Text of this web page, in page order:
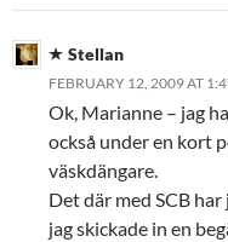
Stellan
FEBRUARY 12, 2009 AT
Ok, Marianne – jag
också under en kort
väskdängare.
Det där med SCB
jag skickade in en